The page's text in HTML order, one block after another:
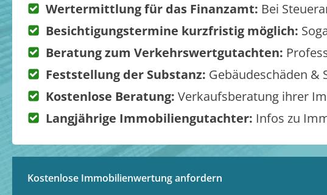
Wertermittlung für das Finanzamt: Bei
Besichtigungstermine kurzfristig möglich:
Beratung zum Verkehrswertgutachten:
Feststellung der Substanz: Gebäudeschäden &
Kostenlose Beratung: Verkaufsberatung ihrer
Langjährige Immobiliengutachter: Infos zu
Kostenlose Immobilienwertung anfordern